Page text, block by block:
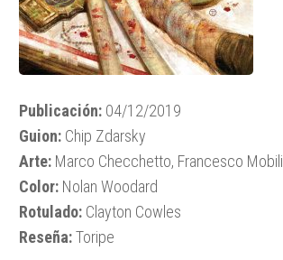
Publicación: 04/12/2019
Guion: Chip Zdarsky
Arte: Marco Checchetto, Francesco Mobili
Color: Nolan Woodard
Rotulado: Clayton Cowles
Reseña:Toripe